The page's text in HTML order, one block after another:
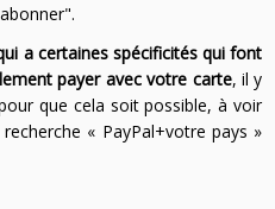
a certaines spécificités qui font
payer avec votre carte, il y
que cela soit possible, à voir
« PayPal+votre pays »